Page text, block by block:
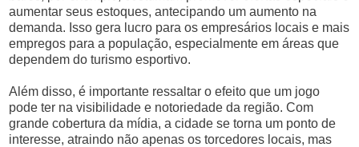
aumentar seus estoques, antecipando um aumento na
demanda. Isso gera lucro para os empresários locais e mais
empregos para a população, especialmente em áreas que
dependem do turismo esportivo.
Além disso, é importante ressaltar o efeito que um jogo
pode ter na visibilidade e notoriedade da região. Com
grande cobertura da mídia, a cidade se torna um ponto de
interesse, atraindo não apenas os torcedores locais, mas